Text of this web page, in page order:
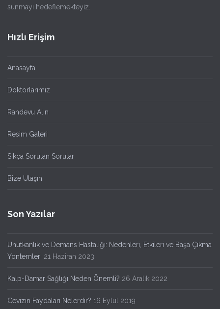
sunmayı hedeflemekteyiz.
Hızlı Erişim
Anasayfa
Doktorlarımız
Randevu Alın
Resim Galeri
Sıkça Sorulan Sorular
Bize Ulaşın
Son Yazılar
Unutkanlık ve Demans Hastalığı: Nedenleri, Etkileri ve Başa Çıkma
Yöntemleri 21 Haziran 2023
Kalp-Damar Sağlığı Neden Önemli? 26 Aralık 2022
Cevizin Faydaları Nelerdir? 16 Eylül 2019